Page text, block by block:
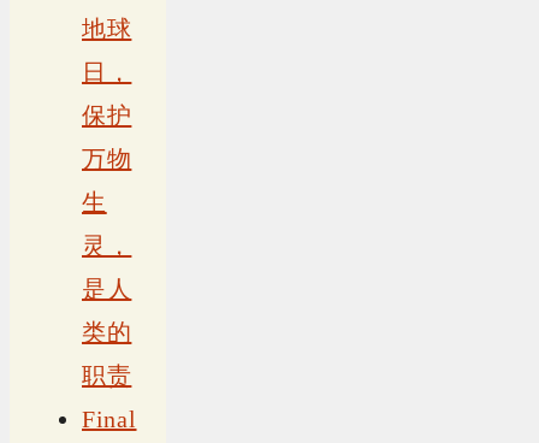
地球
日，
保护
万物
生
灵，
是人
类的
职责
Final